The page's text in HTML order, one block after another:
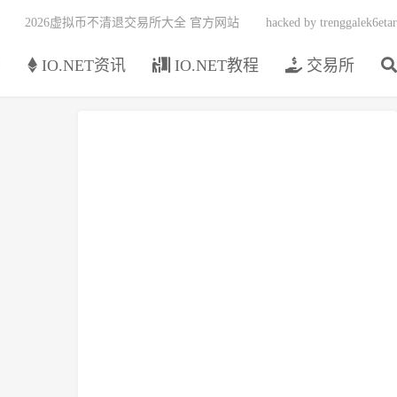
IO.NET资讯 IO.NET教程 交易所
2026虚拟币不清退交易所大全 官方网站 hacked by trenggalek6etar